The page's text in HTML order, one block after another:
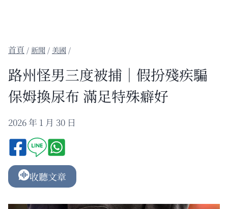
/新聞 / 美國 /
路州怪男三度被捕｜假扮殘疾騙
保姆換尿布 滿足特殊癖好
2026 年 1 月 30 日
收聽文章